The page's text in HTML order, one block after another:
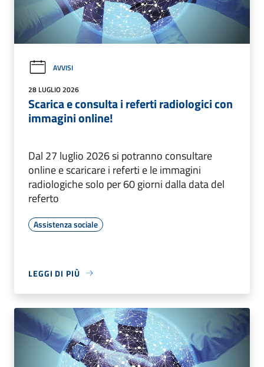
AVVISI
28 LUGLIO 2026
Scarica e consulta i referti radiologici con
immagini online!
Dal 27 luglio 2026 si potranno consultare
online e scaricare i referti e le immagini
radiologiche solo per 60 giorni dalla data del
referto
Assistenza sociale
LEGGI DI PIÙ